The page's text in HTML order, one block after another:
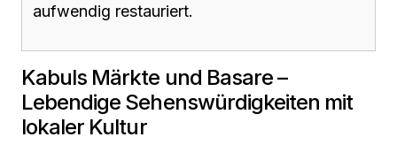
aufwendig restauriert.
Kabuls Märkte und Basare –
Lebendige Sehenswürdigkeiten mit
lokaler Kultur